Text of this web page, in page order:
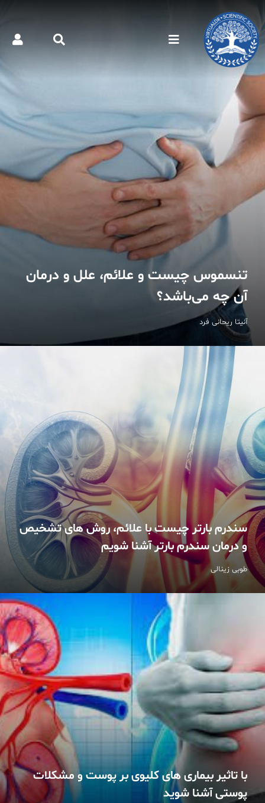
دکتر مجازی - بیماری‌ها
آنیتا ریحانی فرد
تنسموس چیست و علائم، علل و درمان
آن چه می‌باشد؟
طوبی زینالی
سندرم بارتر چیست با علائم، روش های تشخیص
و درمان سندرم بارتر آشنا شویم
با تاثیر بیماری های کلیوی بر پوست و مشکلات
پوستی آشنا شوید